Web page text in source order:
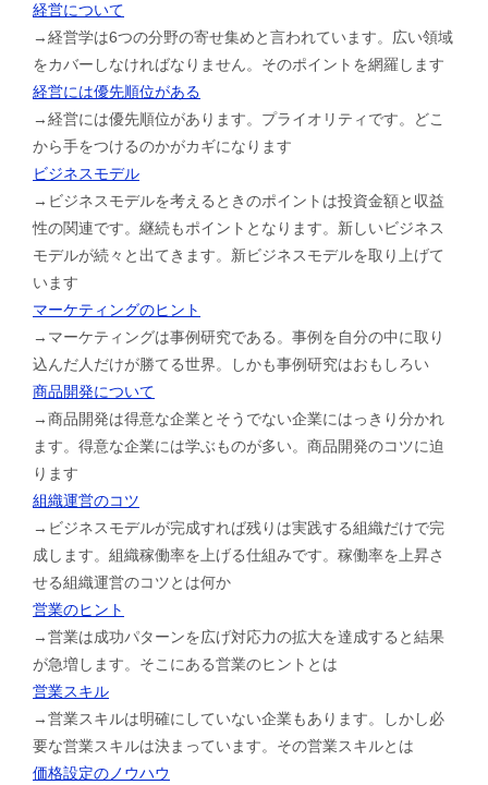
経営について
→経営学は6つの分野の寄せ集めと言われています。広い領域
をカバーしなければなりません。そのポイントを網羅します
経営には優先順位がある
→経営には優先順位があります。プライオリティです。どこ
から手をつけるのかがカギになります
ビジネスモデル
→ビジネスモデルを考えるときのポイントは投資金額と収益
性の関連です。継続もポイントとなります。新しいビジネス
モデルが続々と出てきます。新ビジネスモデルを取り上げて
います
マーケティングのヒント
→マーケティングは事例研究である。事例を自分の中に取り
込んだ人だけが勝てる世界。しかも事例研究はおもしろい
商品開発について
→商品開発は得意な企業とそうでない企業にはっきり分かれ
ます。得意な企業には学ぶものが多い。商品開発のコツに迫
ります
組織運営のコツ
→ビジネスモデルが完成すれば残りは実践する組織だけで完
成します。組織稼働率を上げる仕組みです。稼働率を上昇さ
せる組織運営のコツとは何か
営業のヒント
→営業は成功パターンを広げ対応力の拡大を達成すると結果
が急増します。そこにある営業のヒントとは
営業スキル
→営業スキルは明確にしていない企業もあります。しかし必
要な営業スキルは決まっています。その営業スキルとは
価格設定のノウハウ